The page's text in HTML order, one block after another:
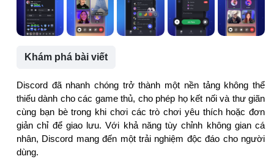
Khám phá bài viết
Discord đã nhanh chóng trở thành một nền tảng không thể
thiếu dành cho các game thủ, cho phép họ kết nối và thư giãn
cùng bạn bè trong khi chơi các trò chơi yêu thích hoặc đơn
giản chỉ để giao lưu. Với khả năng tùy chỉnh không gian cá
nhân, Discord mang đến một trải nghiệm độc đáo cho người
dùng.